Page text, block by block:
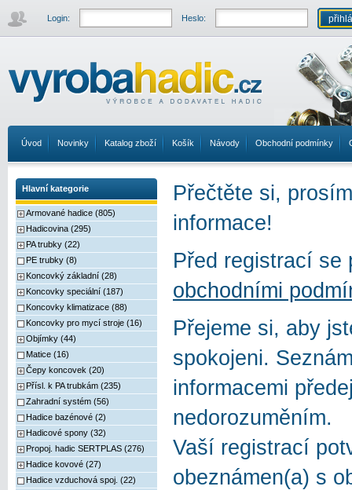
Login: Heslo:
Úvod Novinky Katalog zboží Košík Návody Obchodní podmínky
Hlavní kategorie
Armované hadice (805)
Hadicovina (295)
PA trubky (22)
PE trubky (8)
Koncovký základní (28)
Koncovky speciální (187)
Koncovky klimatizace (88)
Koncovky pro mycí stroje (16)
Objímky (44)
Matice (16)
Čepy koncovek (20)
Přísl. k PA trubkám (235)
Zahradní systém (56)
Hadice bazénové (2)
Hadicové spony (32)
Propoj. hadic SERTPLAS (276)
Hadice kovové (27)
Hadice vzduchová spoj. (22)
Přečtěte si,
informace!
Před registrací se
obchodními
Přejeme si, aby
spokojeni.
informacemi
nedorozuměním.
Vaší registrací
obeznámen(a) s